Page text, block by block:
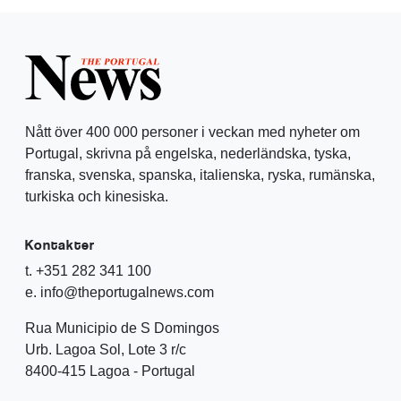
Nått över 400 000 personer i veckan med nyheter om
Portugal, skrivna på engelska, nederländska, tyska,
franska, svenska, spanska, italienska, ryska, rumänska,
turkiska och kinesiska.
Kontakter
t. +351 282 341 100
e. info@theportugalnews.com
Rua Municipio de S Domingos
Urb. Lagoa Sol, Lote 3 r/c
8400-415 Lagoa - Portugal